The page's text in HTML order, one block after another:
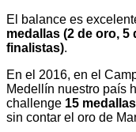
El balance es
medallas (2 de oro, 5
finalistas).
En el 2016, en el
Medellín nuestro país
challenge 15
sin contar el oro de